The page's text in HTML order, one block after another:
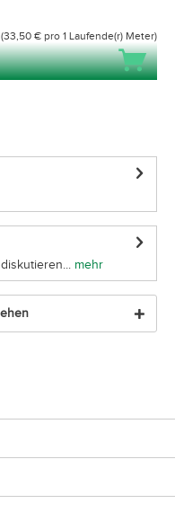
(33,50 € pro 1 Laufende(r) Meter)
mehr